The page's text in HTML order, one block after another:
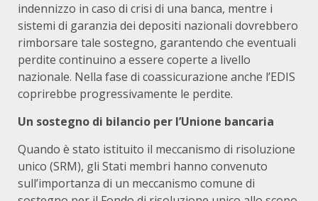
indennizzo in caso di crisi di una banca, mentre i
sistemi di garanzia dei depositi nazionali dovrebbero
rimborsare tale sostegno, garantendo che eventuali
perdite continuino a essere coperte a livello
nazionale. Nella fase di coassicurazione anche l’EDIS
coprirebbe progressivamente le perdite.
Un sostegno di bilancio per l’Unione bancaria
Quando è stato istituito il meccanismo di risoluzione
unico (SRM), gli Stati membri hanno convenuto
sull’importanza di un meccanismo comune di